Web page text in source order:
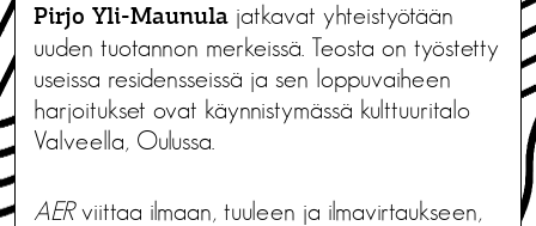
Pirjo Yli-Maunula jatkavat yhteistyötään
uuden tuotannon merkeissä. Teosta on työstetty
useissa residensseissä ja sen loppuvaiheen
harjoitukset ovat käynnistymässä kulttuuritalo
Valveella, Oulussa.
AERviittaa ilmaan, tuuleen ja ilmavirtaukseen,